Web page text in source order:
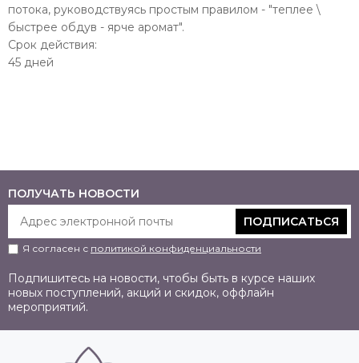
потока, руководствуясь простым правилом - "теплее \
быстрее обдув - ярче аромат".
Срок действия:
45 дней
ПОЛУЧАТЬ НОВОСТИ
ПОДПИСАТЬСЯ
Я согласен с политикой конфиденциальности
Подпишитесь на новости, чтобы быть в курсе наших
новых поступлений, акций и скидок, оффлайн
мероприятий.